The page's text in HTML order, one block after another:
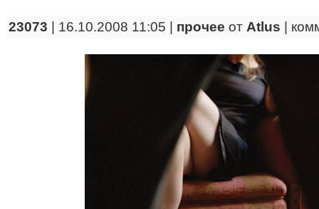
23073 | 16.10.2008 11:05 | прочее от Atlus